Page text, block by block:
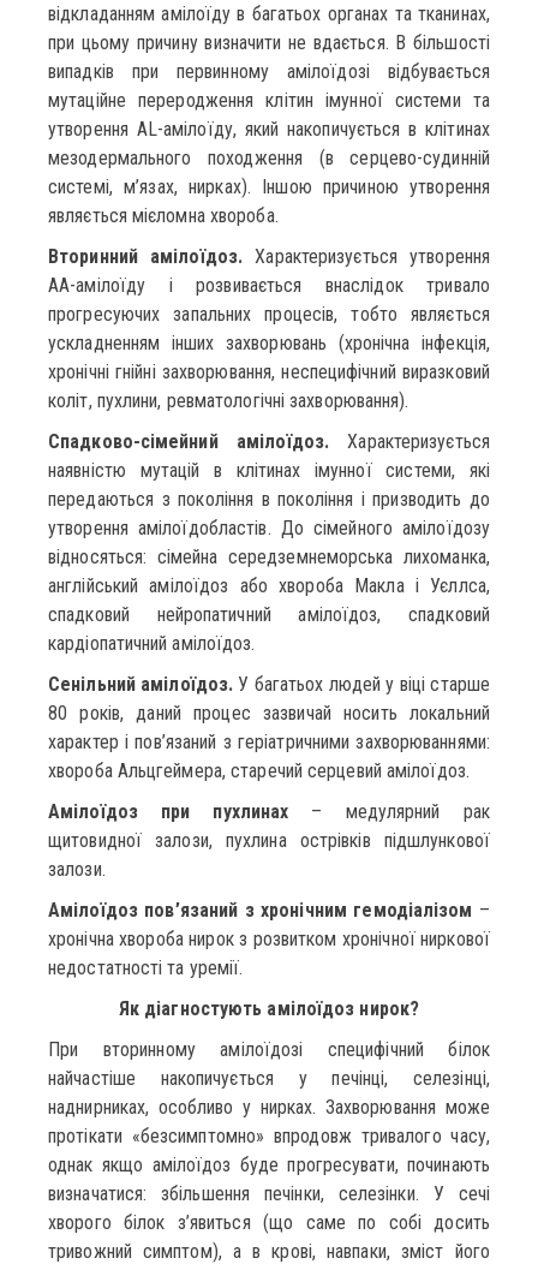
відкладанням амілоїду в багатьох органах та тканинах,
при цьому причину визначити не вдається. В більшості
випадків при первинному амілоїдозі відбувається
мутаційне переродження клітин імунної системи та
утворення AL-амілоїду, який накопичується в клітинах
мезодермального походження (в серцево-судинній
системі, м’язах, нирках). Іншою причиною утворення
являється мієломна хвороба.
Вторинний амілоїдоз. Характеризується утворення
АА-амілоїду і розвивається внаслідок тривало
прогресуючих запальних процесів, тобто являється
ускладненням інших захворювань (хронічна інфекція,
хронічні гнійні захворювання, неспецифічний виразковий
коліт, пухлини, ревматологічні захворювання).
Спадково-сімейний амілоїдоз. Характеризується
наявністю мутацій в клітинах імунної системи, які
передаються з покоління в покоління і призводить до
утворення амілоїдобластів. До сімейного амілоїдозу
відносяться: сімейна середземнеморська лихоманка,
англійський амілоїдоз або хвороба Макла і Уєллса,
спадковий нейропатичний амілоїдоз, спадковий
кардіопатичний амілоїдоз.
Сенільний амілоїдоз. У багатьох людей у віці старше
80 років, даний процес зазвичай носить локальний
характер і пов’язаний з геріатричними захворюваннями:
хвороба Альцгеймера, старечий серцевий амілоїдоз.
Амілоїдоз при пухлинах – медулярний рак
щитовидної залози, пухлина острівків підшлункової
залози.
Амілоїдоз пов’язаний з хронічним гемодіалізом –
хронічна хвороба нирок з розвитком хронічної ниркової
недостатності та уремії.
Як діагностують амілоїдоз нирок?
При вторинному амілоїдозі специфічний білок
найчастіше накопичується у печінці, селезінці,
наднирниках, особливо у нирках. Захворювання може
протікати «безсимптомно» впродовж тривалого часу,
однак якщо амілоїдоз буде прогресувати, починають
визначатися: збільшення печінки, селезінки. У сечі
хворого білок з’явиться (що саме по собі досить
тривожний симптом), а в крові, навпаки, зміст його